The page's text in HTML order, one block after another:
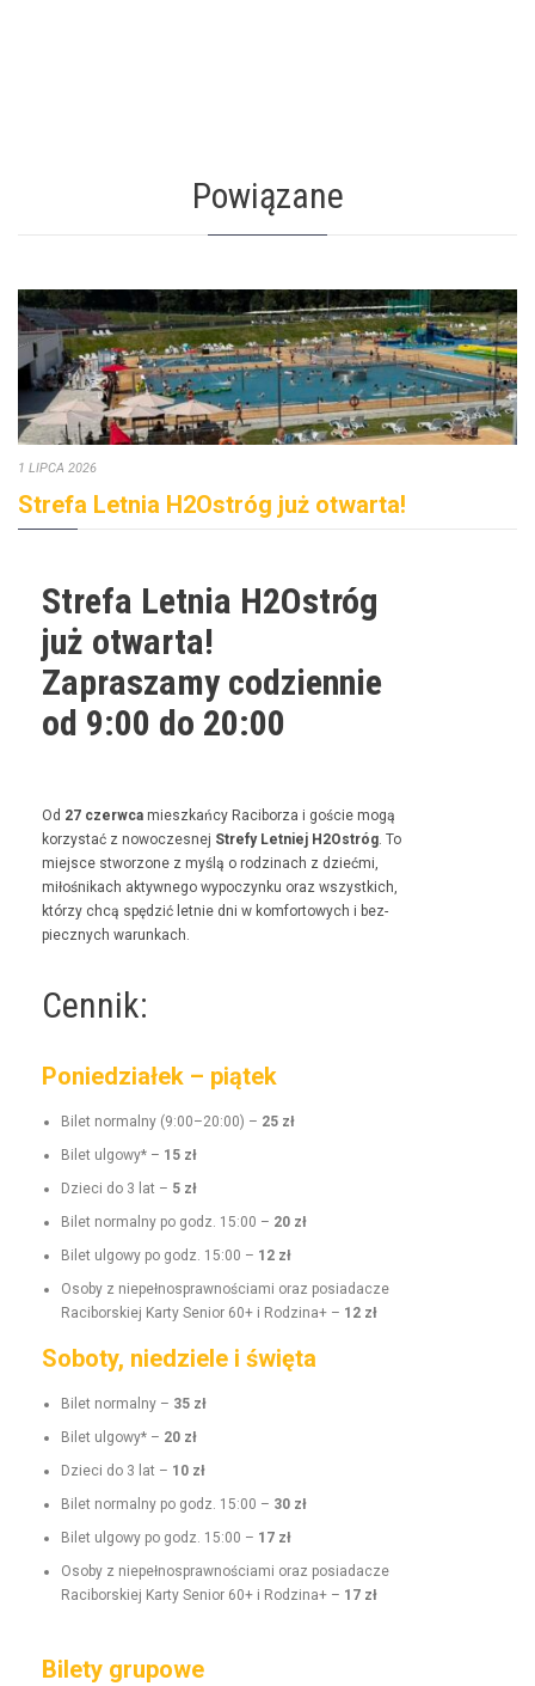
Powiązane
1 LIPCA 2026
Strefa Letnia H2Ostróg już otwarta!
Strefa Letnia H2Ostróg
już otwarta!
Zapraszamy codziennie
od 9:00 do 20:00
Od 27 czer­w­ca mieszkań­cy Raci­borza i goś­cie mogą
korzys­tać z nowoczes­nej Stre­fy Let­niej H2Ostróg. To
miejsce stwor­zone z myślą o rodz­i­nach z dzieć­mi,
miłośnikach akty­wnego wypoczynku oraz wszys­t­kich,
którzy chcą spędz­ić let­nie dni w kom­for­towych i bez­
piecznych warunkach.
Cennik:
Poniedziałek – piątek
Bilet nor­mal­ny (9:00–20:00) – 25 zł
Bilet ulgo­wy* – 15 zł
Dzieci do 3 lat – 5 zł
Bilet nor­mal­ny po godz. 15:00 – 20 zł
Bilet ulgo­wy po godz. 15:00 – 12 zł
Oso­by z niepełnosprawnoś­ci­a­mi oraz posi­adacze
Raci­borskiej Kar­ty Senior 60+ i Rodz­i­na+ – 12 zł
Soboty, niedziele i święta
Bilet nor­mal­ny – 35 zł
Bilet ulgo­wy* – 20 zł
Dzieci do 3 lat – 10 zł
Bilet nor­mal­ny po godz. 15:00 – 30 zł
Bilet ulgo­wy po godz. 15:00 – 17 zł
Oso­by z niepełnosprawnoś­ci­a­mi oraz posi­adacze
Raci­borskiej Kar­ty Senior 60+ i Rodz­i­na+ – 17 zł
Bilety grupowe